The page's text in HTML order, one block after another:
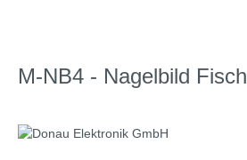
M-NB4 - Nagelbild Fisch